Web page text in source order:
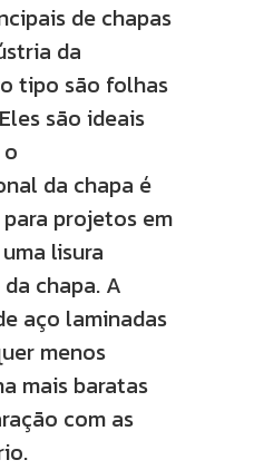
de chapas
da
tipo são folhas
são ideais
da chapa é
projetos em
lisura
chapa. A
aço laminadas
menos
mais baratas
com as